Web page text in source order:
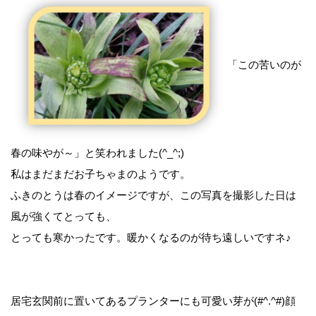
「この苦いのが
春の味やが～」と笑われました(^_^;)
私はまだまだお子ちゃまのようです。
ふきのとうは春のイメージですが、この写真を撮影した日は
風が強くてとっても、
とっても寒かったです。暖かくなるのが待ち遠しいですネ♪
居宅玄関前に置いてあるプランターにも可愛い芽が(#^.^#)顔